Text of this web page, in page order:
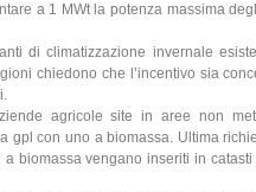
a 1 MWt la potenza massima
di climatizzazione invernale
chiedono che l’incentivo sia
agricole site in aree non
gpl con uno a biomassa. Ultima
biomassa vengano inseriti in